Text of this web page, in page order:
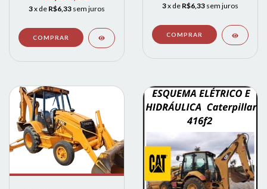
323D-L / 322D 323D
330D 336D-2 340D-2l
3x de R$6,33 sem juros 3x de R$6,33 sem juros